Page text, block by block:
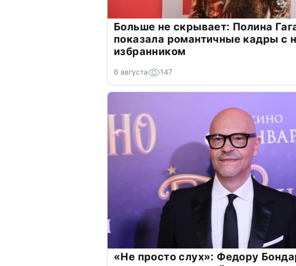
Больше не скрывает: Полина
показала романтичные кадры с
избранником
6 августа 147
«Не просто слух»: Федору